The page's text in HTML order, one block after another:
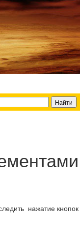
нажатие кнопок